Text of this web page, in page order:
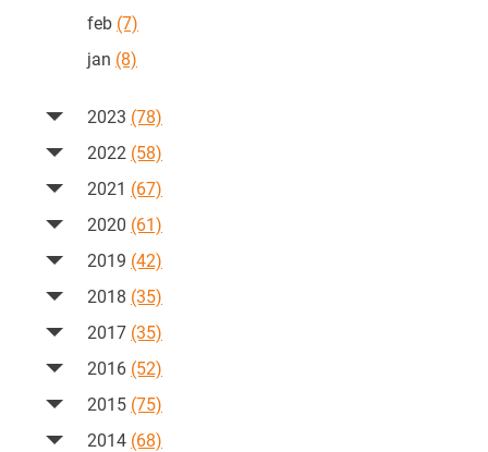
feb (7)
jan (8)
2023 (78)
2022 (58)
2021 (67)
2020 (61)
2019 (42)
2018 (35)
2017 (35)
2016 (52)
2015 (75)
2014 (68)